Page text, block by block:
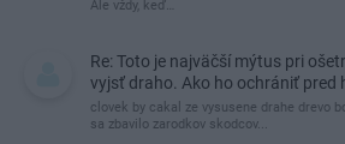
Ale vždy, keď…
Re: Toto je najväčší mýtus pri
vyjsť draho. Ako ho ochrániť pred
clovek by cakal ze vysusene drahe drevo
sa zbavilo zarodkov skodcov...